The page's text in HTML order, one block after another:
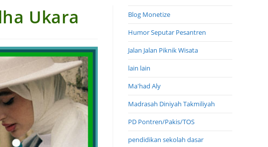
Ukara
Blog Monetize
Humor Seputar Pesantren
Jalan Jalan Piknik Wisata
lain lain
Ma'had Aly
Madrasah Diniyah Takmiliyah
PD Pontren/Pakis/TOS
pendidikan sekolah dasar